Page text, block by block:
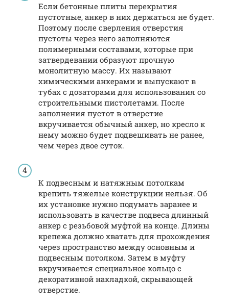
Если бетонные плиты перекрытия
пустотные, анкер в них держаться не будет.
Поэтому после сверления отверстия
пустоты через него заполняются
полимерными составами, которые при
затвердевании образуют прочную
монолитную массу. Их называют
химическими анкерами и выпускают в
тубах с дозаторами для использования со
строительными пистолетами. После
заполнения пустот в отверстие
вкручивается обычный анкер, но кресло к
нему можно будет подвешивать не ранее,
чем через двое суток.
К подвесным и натяжным потолкам
крепить тяжелые конструкции нельзя. Об
их установке нужно подумать заранее и
использовать в качестве подвеса длинный
анкер с резьбовой муфтой на конце. Длины
крепежа должно хватать для прохождения
через пространство между основным и
подвесным потолком. Затем в муфту
вкручивается специальное кольцо с
декоративной накладкой, скрывающей
отверстие.